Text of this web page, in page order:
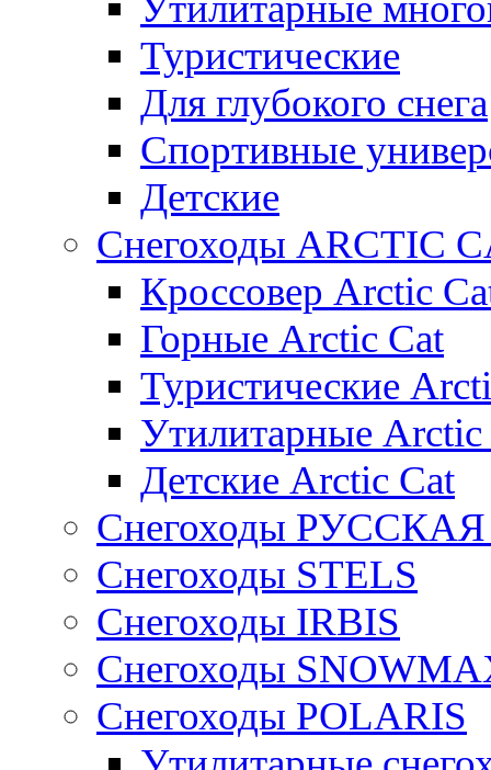
Туристические
Для глубокого снега
Спортивные
Детские
Снегоходы ARCTIC
Кроссовер Arctic
Горные Arctic Cat
Туристические
Утилитарные
Детские Arctic Cat
Снегоходы
Снегоходы STELS
Снегоходы IRBIS
Снегоходы
Снегоходы POLARIS